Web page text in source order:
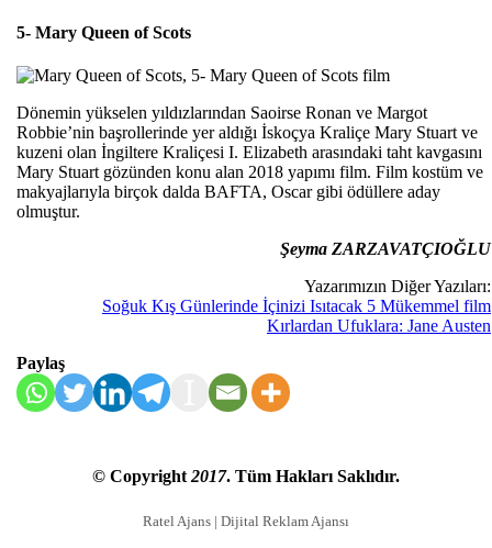
5- Mary Queen of Scots
Dönemin yükselen yıldızlarından Saoirse Ronan ve Margot
Robbie’nin başrollerinde yer aldığı İskoçya Kraliçe Mary Stuart ve
kuzeni olan İngiltere Kraliçesi I. Elizabeth arasındaki taht kavgasını
Mary Stuart gözünden konu alan 2018 yapımı film. Film kostüm ve
makyajlarıyla birçok dalda BAFTA, Oscar gibi ödüllere aday
olmuştur.
Şeyma ZARZAVATÇIOĞLU
Yazarımızın Diğer Yazıları:
Soğuk Kış Günlerinde İçinizi Isıtacak 5 Mükemmel film
Kırlardan Ufuklara: Jane Austen
Paylaş
© Copyright2017. Tüm Hakları Saklıdır.
Ratel Ajans | Dijital Reklam Ajansı